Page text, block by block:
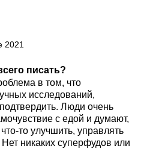
2021
писать?
в том, что
исследований,
Люди очень
с едой и думают,
то улучшить, управлять
никаких суперфудов или